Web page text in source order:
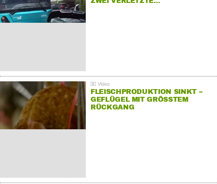
FLEISCHPRODUKTION SINKT –
GEFLÜGEL MIT GRÖSSTEM R
ÜCKGANG